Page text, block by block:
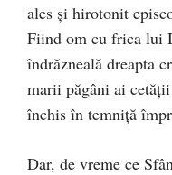
ales şi hirotonit
Fiind om cu frica lui
îndrăzneală dreapta
marii păgâni ai
închis în temniţă
Dar, de vreme ce